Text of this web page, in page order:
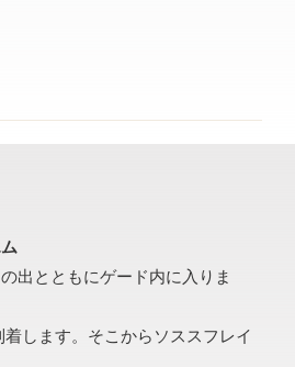
出とともにゲード内に入りま
します。そこからソススフレイ